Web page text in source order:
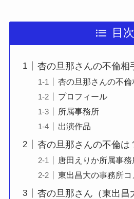
目次
杏の旦那さんの不倫相
杏の旦那さんの不倫
プロフィール
所属事務所
出演作品
杏の旦那さんの不倫は
唐田えりか所属事務
東出昌大の事務所コ
杏の旦那さん（東出昌